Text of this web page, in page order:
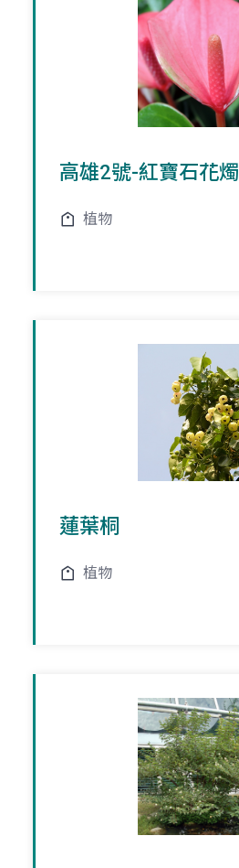
高雄2號-紅寶石花燭
植物
蓮葉桐
植物